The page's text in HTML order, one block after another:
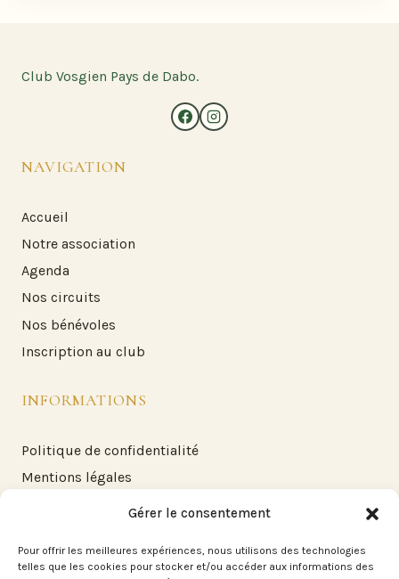
Gérer le consentement
Pour offrir les meilleures expériences, nous utilisons des technologies
telles que les cookies pour stocker et/ou accéder aux informations des
Club Vosgien Pays de Dabo.
NAVIGATION
Accueil
Notre association
Agenda
Nos circuits
Nos bénévoles
Inscription au club
INFORMATIONS
Politique de confidentialité
Mentions légales
NOUS CONTACTER